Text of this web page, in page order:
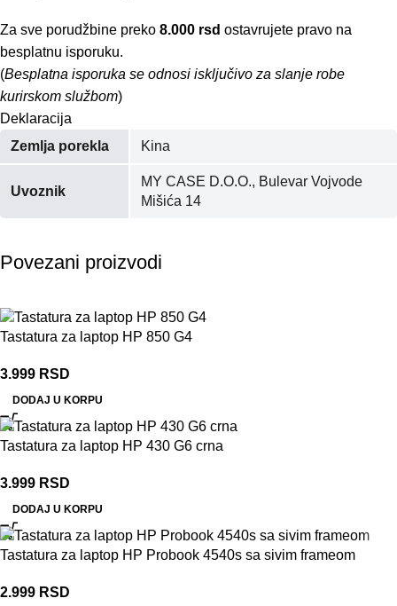
Za sve porudžbine preko 8.000 rsd ostavrujete pravo na
besplatnu isporuku.
(Besplatna isporuka se odnosi isključivo za slanje robe
kurirskom službom)
Deklaracija
Zemlja porekla
Kina
Uvoznik
MY CASE D.O.O., Bulevar Vojvode
Mišića 14
Povezani proizvodi
Tastatura za laptop HP 850 G4
3.999 RSD
DODAJ U KORPU
Tastatura za laptop HP 430 G6 crna
3.999 RSD
DODAJ U KORPU
Tastatura za laptop HP Probook 4540s sa sivim frameom
2.999 RSD